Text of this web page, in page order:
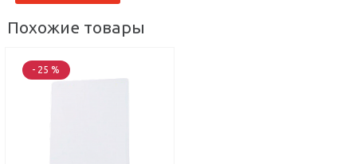
Похожие товары
- 25 %